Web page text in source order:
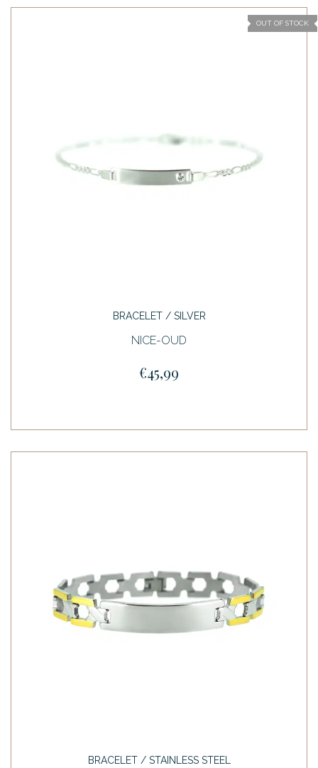
OUT OF STOCK
BRACELET / SILVER
NICE-OUD
€45,99
BRACELET / STAINLESS STEEL